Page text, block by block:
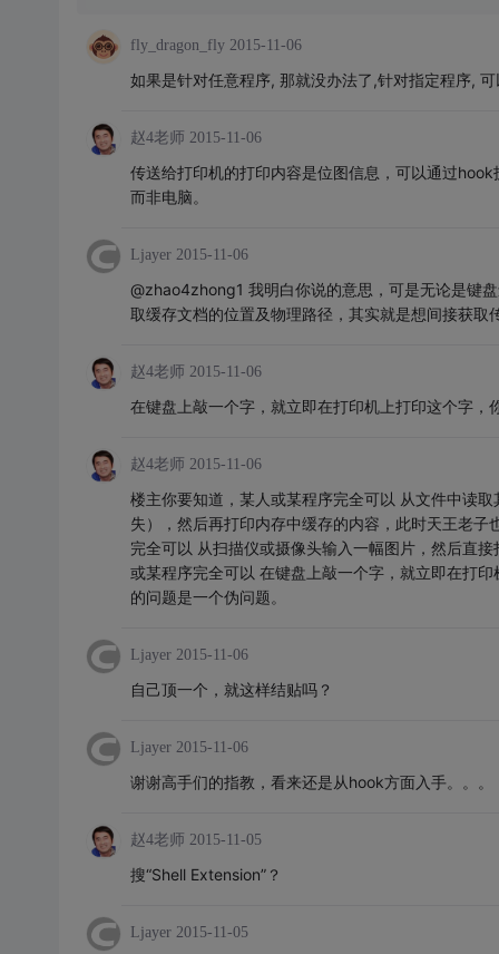
fly_dragon_fly 2015-11-06
如果是针对任意程序, 那就没办法了,针对指定程序,
赵4老师 2015-11-06
传送给打印机的打印内容是位图信息，可以通过
而非电脑。
Ljayer 2015-11-06
@zhao4zhong1 我明白你说的意思，可是无论是键
取缓存文档的位置及物理路径，其实就是想间接获
赵4老师 2015-11-06
在键盘上敲一个字，就立即在打印机上打印这个字，
赵4老师 2015-11-06
楼主你要知道，某人或某程序完全可以 从文件中读
失），然后再打印内存中缓存的内容，此时天王老
完全可以 从扫描仪或摄像头输入一幅图片，然后直
或某程序完全可以 在键盘上敲一个字，就立即在打
的问题是一个伪问题。
Ljayer 2015-11-06
自己顶一个，就这样结贴吗？
Ljayer 2015-11-06
谢谢高手们的指教，看来还是从hook方面入手。。。
赵4老师 2015-11-05
搜“Shell Extension”？
Ljayer 2015-11-05